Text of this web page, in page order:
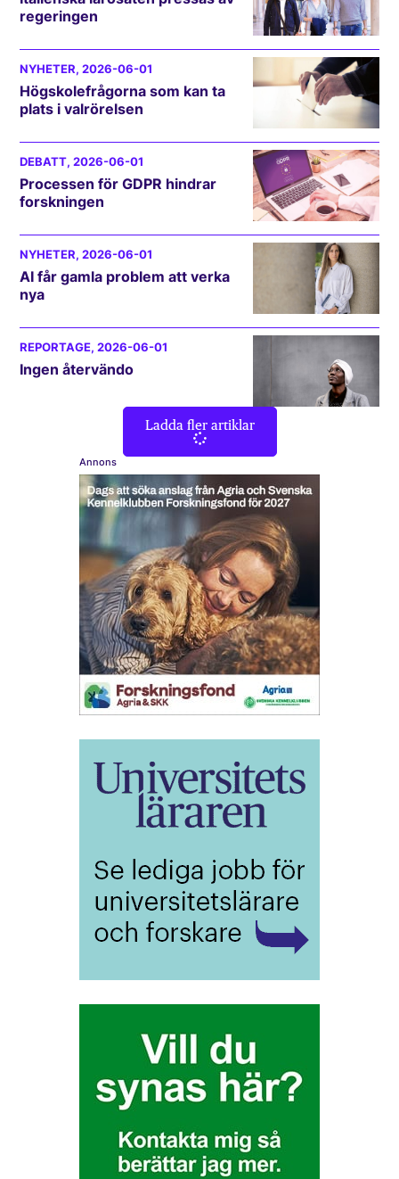
regeringen
NYHETER, 2026-06-01
Högskolefrågorna som kan ta
plats i valrörelsen
DEBATT, 2026-06-01
Processen för GDPR hindrar
forskningen
NYHETER, 2026-06-01
AI får gamla problem att verka
nya
REPORTAGE, 2026-06-01
Ingen återvändo
Ladda fler artiklar
Annons